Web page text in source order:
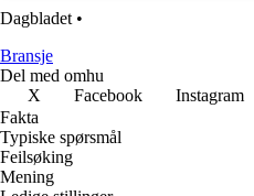
Dagbladet •
Bransje
Del med omhu
X
Facebook Instagram
Fakta
Typiske spørsmål
Feilsøking
Mening